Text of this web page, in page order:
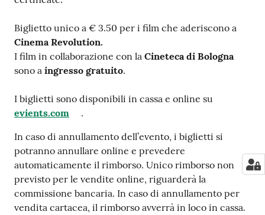
Biglietto unico a € 3.50 per i film che aderiscono a
Cinema Revolution.
I film in collaborazione con la Cineteca di Bologna
sono a ingresso gratuito.
I biglietti sono disponibili in cassa e online su
evients.com
.
In caso di annullamento dell’evento, i biglietti si
potranno annullare online e prevedere
automaticamente il rimborso. Unico rimborso non
previsto per le vendite online, riguarderà la
commissione bancaria. In caso di annullamento per
vendita cartacea, il rimborso avverrà in loco in cassa.